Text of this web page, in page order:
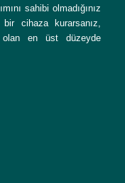
sahibi olmadığınız
cihaza kurarsanız,
olan en üst düzeyde